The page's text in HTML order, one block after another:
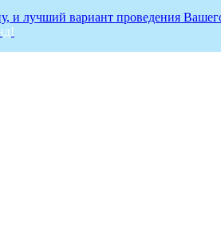
и лучший вариант проведения